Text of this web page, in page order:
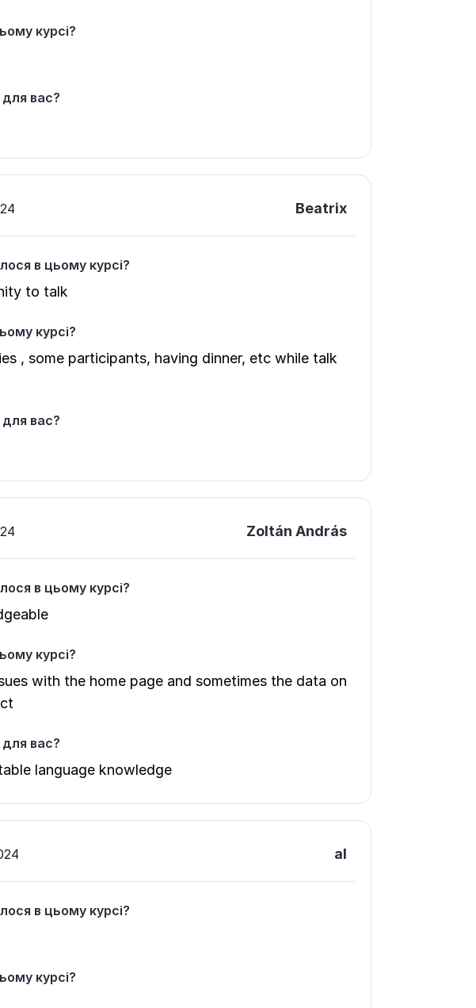
курсі?
вас?
Beatrix
в цьому курсі?
to talk
курсі?
, some participants, having dinner, etc while talk
вас?
Zoltán András
в цьому курсі?
курсі?
with the home page and sometimes the data on
вас?
language knowledge
al
в цьому курсі?
курсі?